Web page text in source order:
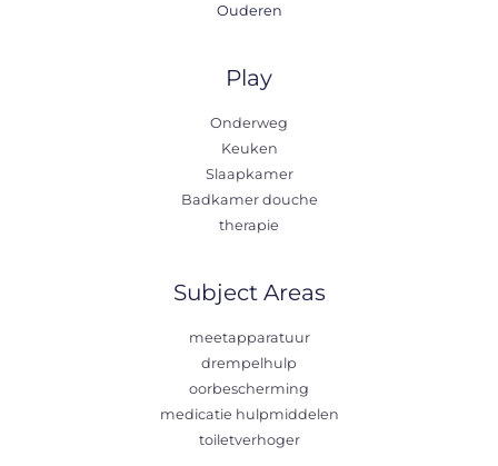
Ouderen
Play
Onderweg
Keuken
Slaapkamer
Badkamer douche
therapie
Subject Areas
meetapparatuur
drempelhulp
oorbescherming
medicatie hulpmiddelen
toiletverhoger